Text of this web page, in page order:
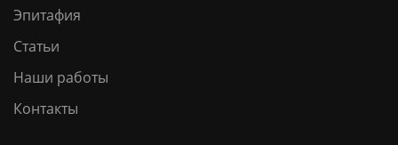
Эпитафия
Статьи
Наши работы
Контакты